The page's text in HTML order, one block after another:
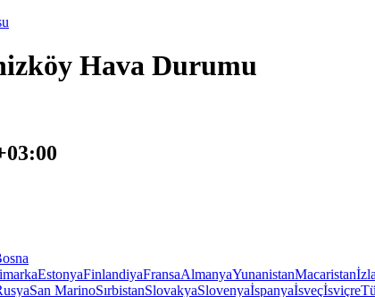
Hava Durumu
EstonyaFinlandiyaFransaAlmanyaYunanistanMacaristan
San MarinoSırbistanSlovakyaSlovenyaİspanyaİsveçİsviçre